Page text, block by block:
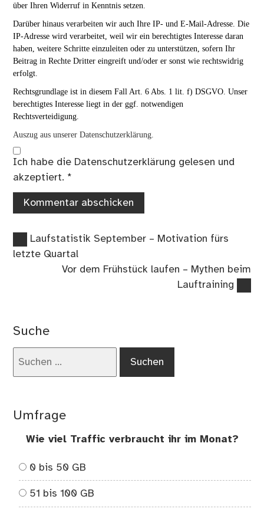
über Ihren Widerruf in Kenntnis setzen.
Darüber hinaus verarbeiten wir auch Ihre IP- und E-Mail-Adresse. Die
IP-Adresse wird verarbeitet, weil wir ein berechtigtes Interesse daran
haben, weitere Schritte einzuleiten oder zu unterstützen, sofern Ihr
Beitrag in Rechte Dritter eingreift und/oder er sonst wie rechtswidrig
erfolgt.
Rechtsgrundlage ist in diesem Fall Art. 6 Abs. 1 lit. f) DSGVO. Unser
berechtigtes Interesse liegt in der ggf. notwendigen
Rechtsverteidigung.
Auszug aus unserer Datenschutzerklärung.
Ich habe die Datenschutzerklärung gelesen und
akzeptiert. *
Beitragsnavigation
Vorheriger
Beitrag:
Laufstatistik September – Motivation fürs
letzte Quartal
Nächster
Vor dem Frühstück laufen – Mythen beim
Lauftraining
Suche
Umfrage
Wie viel Traffic verbraucht ihr im Monat?
0 bis 50 GB
51 bis 100 GB